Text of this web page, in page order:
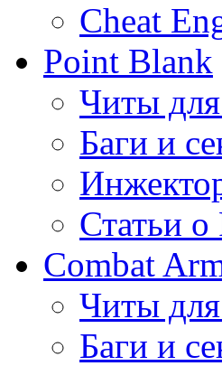
Cheat
Point Blank
Читы
Баги и
Статьи
Combat
Читы
Баги и